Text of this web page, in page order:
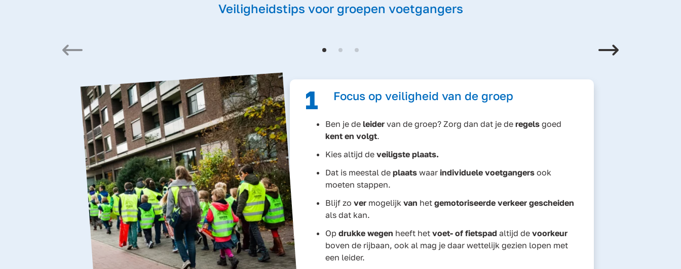
Veiligheidstips voor groepen voetgangers
1 Focus op veiligheid van de groep
Ben je de leider van de groep? Zorg dan dat je de regels goed
kent en volgt.
Kies altijd de veiligste plaats.
Dat is meestal de plaats waar individuele voetgangers ook
moeten stappen.
Blijf zo ver mogelijk van het gemotoriseerde verkeer gescheiden
als dat kan.
Op drukke wegen heeft het voet- of fietspad altijd de voorkeur
boven de rijbaan, ook al mag je daar wettelijk gezien lopen met
een leider.